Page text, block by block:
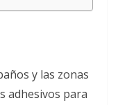
y las zonas
adhesivos para